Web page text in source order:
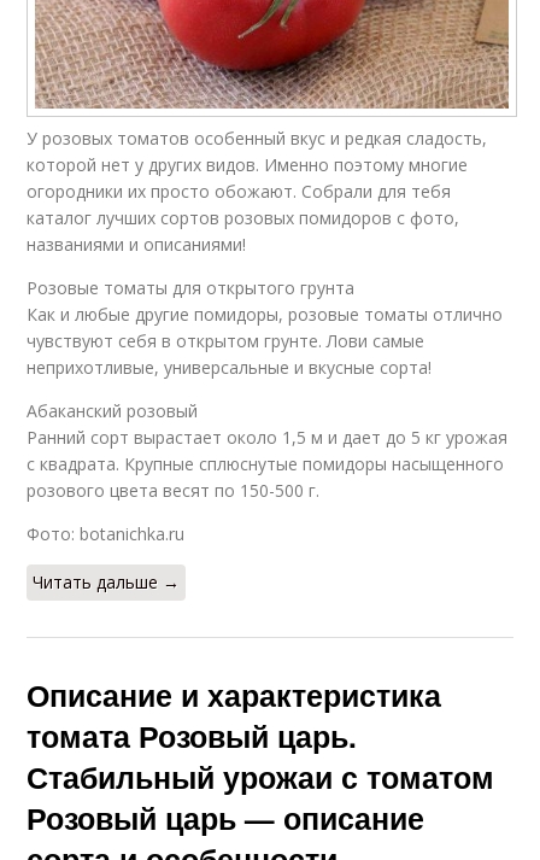
У розовых томатов особенный вкус и редкая сладость,
которой нет у других видов. Именно поэтому многие
огородники их просто обожают. Собрали для тебя
каталог лучших сортов розовых помидоров с фото,
названиями и описаниями!
Розовые томаты для открытого грунта
Как и любые другие помидоры, розовые томаты отлично
чувствуют себя в открытом грунте. Лови самые
неприхотливые, универсальные и вкусные сорта!
Абаканский розовый
Ранний сорт вырастает около 1,5 м и дает до 5 кг урожая
с квадрата. Крупные сплюснутые помидоры насыщенного
розового цвета весят по 150-500 г.
Фото: botanichka.ru
Читать дальше →
Описание и характеристика
томата Розовый царь.
Стабильный урожаи с томатом
Розовый царь — описание